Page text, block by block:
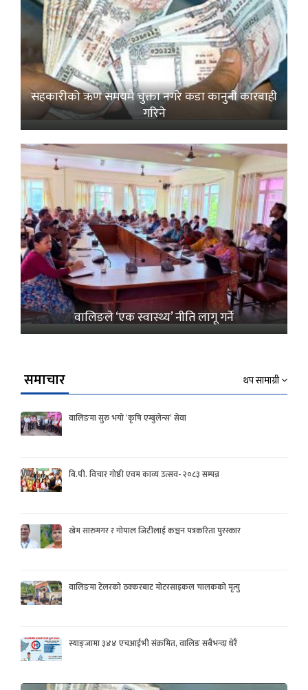
सहकारीको ऋण समयमै चुक्ता नगरे कडा कानुनी कारबाही
गरिने
वालिङले ‘एक स्वास्थ्य’ नीति लागू गर्ने
समाचार थप सामाग्री
वालिङमा सुरु भयो ‘कृषि एम्बुलेन्स’ सेवा
बि.पी. विचार गोष्ठी एवम काव्य उत्सव- २०८३ सम्पन्न
खेम सारुमगर र गोपाल जिटीलाई कञ्चन पत्रकरिता पुरस्कार
वालिङमा टेलरको ठक्करबाट मोटरसाइकल चालकको मृत्यु
स्याङ्जामा ३४४ एचआईभी संक्रमित, वालिङ सबैभन्दा धेरै